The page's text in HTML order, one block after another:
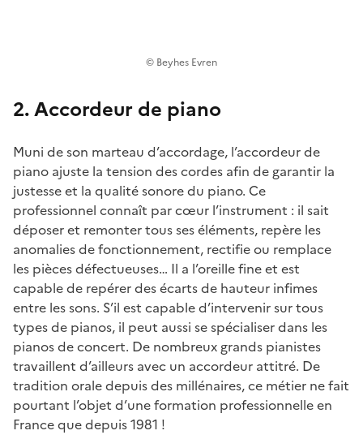
© Beyhes Evren
2. Accordeur de piano
Muni de son marteau d’accordage, l’accordeur de
piano ajuste la tension des cordes afin de garantir la
justesse et la qualité sonore du piano. Ce
professionnel connaît par cœur l’instrument : il sait
déposer et remonter tous ses éléments, repère les
anomalies de fonctionnement, rectifie ou remplace
les pièces défectueuses… Il a l’oreille fine et est
capable de repérer des écarts de hauteur infimes
entre les sons. S’il est capable d’intervenir sur tous
types de pianos, il peut aussi se spécialiser dans les
pianos de concert. De nombreux grands pianistes
travaillent d’ailleurs avec un accordeur attitré. De
tradition orale depuis des millénaires, ce métier ne fait
pourtant l’objet d’une formation professionnelle en
France que depuis 1981 !